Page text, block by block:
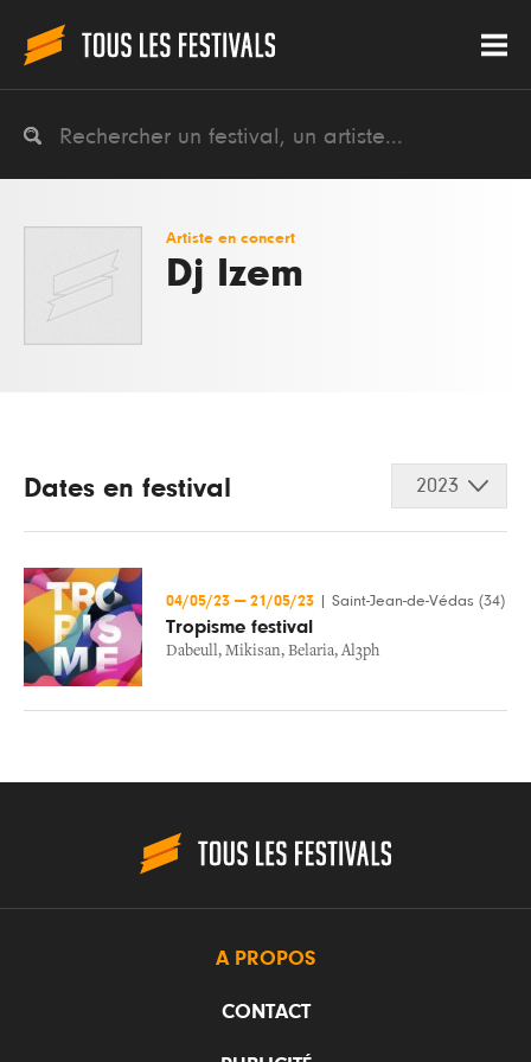
Artiste en concert
Dj Izem
Dates en festival 2023
04/05/23 — 21/05/23 Saint-Jean-de-Védas (34)
Tropisme festival
Dabeull, Mikisan, Belaria, Al3ph
A PROPOS
CONTACT